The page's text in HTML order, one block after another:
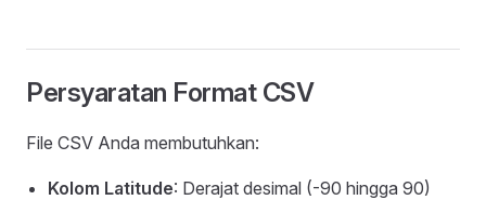
Persyaratan Format CSV
File CSV Anda membutuhkan:
Kolom Latitude: Derajat desimal (-90 hingga 90)